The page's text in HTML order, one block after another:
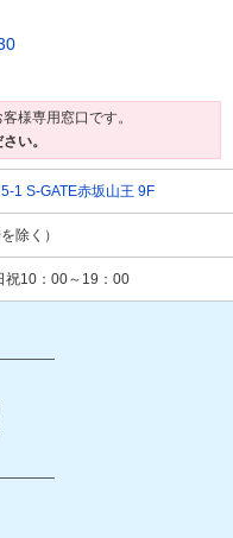
様専用窓口です。
い。
1 S-GATE赤坂山王 9F
除く）
10：00～19：00